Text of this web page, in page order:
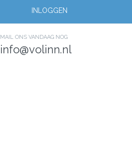
INLOGGEN
MAIL ONS VANDAAG NOG
info@volinn.nl